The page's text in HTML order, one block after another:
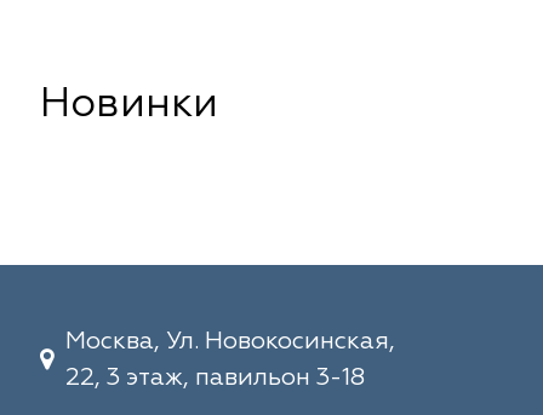
Новинки
Москва, Ул. Новокосинская,
22, 3 этаж, павильон 3-18